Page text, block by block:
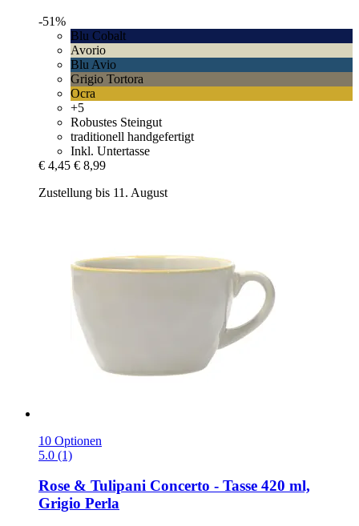
-51%
Blu Cobalt
Avorio
Blu Avio
Grigio Tortora
Ocra
+5
Robustes Steingut
traditionell handgefertigt
Inkl. Untertasse
€ 4,45 € 8,99
Zustellung bis 11. August
10 Optionen
5.0 (1)
Rose & Tulipani Concerto -​ Tasse 420 ml,
Grigio Perla